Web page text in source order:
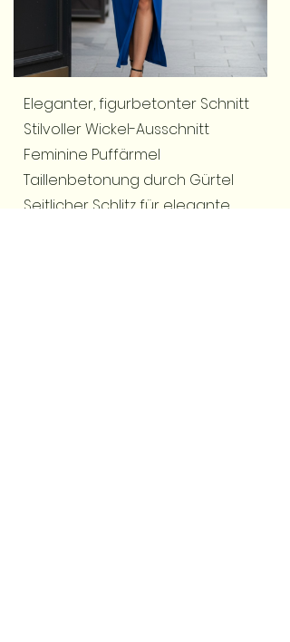
Eleganter, figurbetonter Schnitt
Stilvoller Wickel-Ausschnitt
Feminine Puffärmel
Taillenbetonung durch Gürtel
Seitlicher Schlitz für elegante